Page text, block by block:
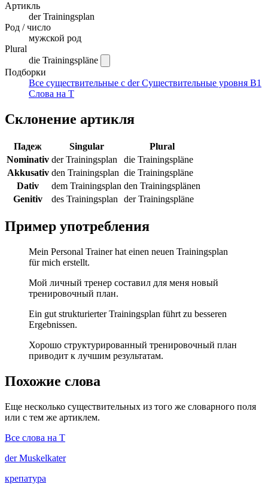
Артикль
derTrainingsplan
Род / число
мужской род
Plural
die Trainingspläne
Подборки
Все существительные с derСуществительные уровня B1
Слова на T
Склонение артикля
Падеж Singular
Plural
Nominativ der Trainingsplan
die Trainingspläne
Akkusativ den Trainingsplan die Trainingspläne
Dativ
dem Trainingsplan den Trainingsplänen
Genitiv
des Trainingsplan der Trainingspläne
Пример употребления
Mein Personal Trainer hat einen neuen Trainingsplan
für mich erstellt.
Мой личный тренер составил для меня новый
тренировочный план.
Ein gut strukturierter Trainingsplan führt zu besseren
Ergebnissen.
Хорошо структурированный тренировочный план
приводит к лучшим результатам.
Похожие слова
Еще несколько существительных из того же словарного поля
или с тем же артиклем.
Все слова на T
derMuskelkater
крепатура